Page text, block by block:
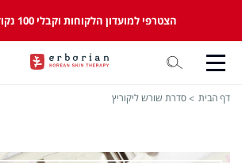
הצטרפי למועדון הלקוחות וקבלי 100 נקודות מתנה
דף הבית סדרת שורש ליקוריץ